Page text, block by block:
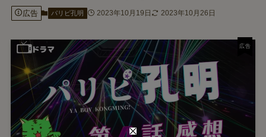
広告 パリピ孔明 2023年10月19日 2023年10月26日